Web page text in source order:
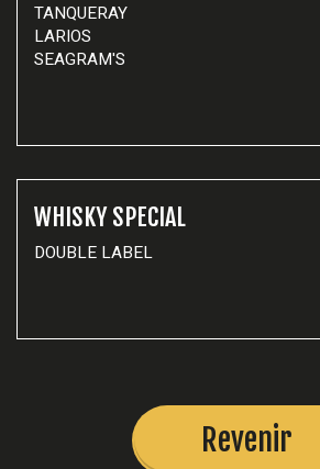
TANQUERAY
LARIOS
SEAGRAM'S
WHISKY SPECIAL
DOUBLE LABEL
Revenir